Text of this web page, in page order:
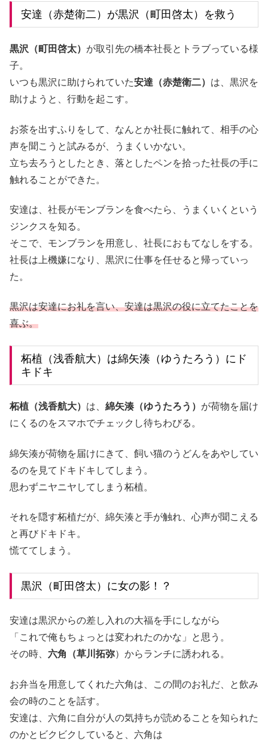
安達（赤楚衛二）が黒沢（町田啓太）を救う
黒沢（町田啓太） が取引先の橋本社長とトラブっている様
子。
いつも黒沢に助けられていた安達（赤楚衛二） は、黒沢を
助けようと、行動を起こす。
お茶を出すふりをして、なんとか社長に触れて、相手の心
声を聞こうと試みるが、うまくいかない。
立ち去ろうとしたとき、落としたペンを拾った社長の手に
触れることができた。
安達は、社長がモンブランを食べたら、うまくいくという
ジンクスを知る。
そこで、モンブランを用意し、社長におもてなしをする。
社長は上機嫌になり、黒沢に仕事を任せると帰っていっ
た。
黒沢は安達にお礼を言い、安達は黒沢の役に立てたことを
喜ぶ。
柘植（浅香航大）は綿矢湊（ゆうたろう）にド
キドキ
柘植（浅香航大） は、 綿矢湊（ゆうたろう） が荷物を届け
にくるのをスマホでチェックし待ちわびる。
綿矢湊が荷物を届けにきて、飼い猫のうどんをあやしてい
るのを見てドキドキしてしまう。
思わずニヤニヤしてしまう柘植。
それを隠す柘植だが、綿矢湊と手が触れ、心声が聞こえる
と再びドキドキ。
慌ててしまう。
黒沢（町田啓太）に女の影！？
安達は黒沢からの差し入れの大福を手にしながら
「これで俺もちょっとは変われたのかな」と思う。
その時、 六角（草川拓弥）からランチに誘われる。
お弁当を用意してくれた六角は、この間のお礼だ、と飲み
会の時のことを話す。
安達は、六角に自分が人の気持ちが読めることを知られた
のかとビクビクしていると、六角は